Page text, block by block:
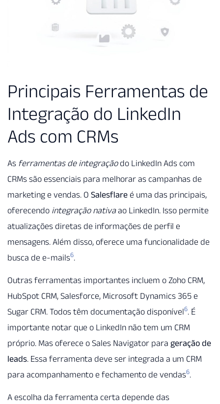
Principais Ferramentas de
Integração do LinkedIn
Ads com CRMs
As ferramentas de integraçãodo LinkedIn Ads com
CRMs são essenciais para melhorar as campanhas de
marketing e vendas. O Salesflare é uma das principais,
oferecendo integração nativaao LinkedIn. Isso permite
atualizações diretas de informações de perfil e
mensagens. Além disso, oferece uma funcionalidade de
busca de e-mails6.
Outras ferramentas importantes incluem o Zoho CRM,
HubSpot CRM, Salesforce, Microsoft Dynamics 365 e
Sugar CRM. Todos têm documentação disponível6. É
importante notar que o LinkedIn não tem um CRM
próprio. Mas oferece o Sales Navigator para geração de
leads. Essa ferramenta deve ser integrada a um CRM
para acompanhamento e fechamento de vendas6.
A escolha da ferramenta certa depende das